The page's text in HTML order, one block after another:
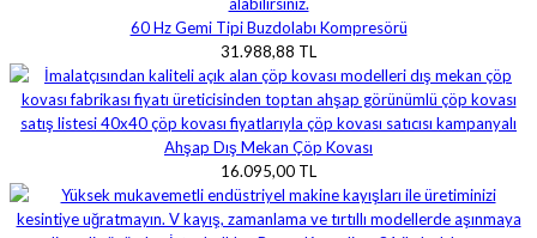
60 Hz Gemi Tipi Buzdolabı Kompresörü
31.988,88 TL
Ahşap Dış Mekan Çöp Kovası
16.095,00 TL